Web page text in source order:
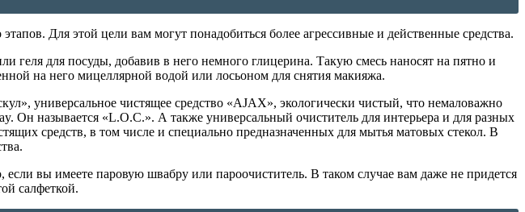
Для этой цели вам могут понадобиться более агрессивные и действенные средства.
для посуды, добавив в него немного глицерина. Такую смесь наносят на пятно и
на него мицеллярной водой или лосьоном для снятия макияжа.
универсальное чистящее средство «AJAX», экологически чистый, что немаловажно
называется «L.O.C.». А также универсальный очиститель для интерьера и для разных
средств, в том числе и специально предназначенных для мытья матовых стекол. В
вы имеете паровую швабру или пароочиститель. В таком случае вам даже не придется
салфеткой.